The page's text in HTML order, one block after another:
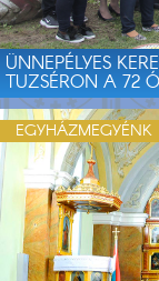
ÜNNEPÉLYES
TUZSÉRON A 72
EGYHÁZMEGYÉNK